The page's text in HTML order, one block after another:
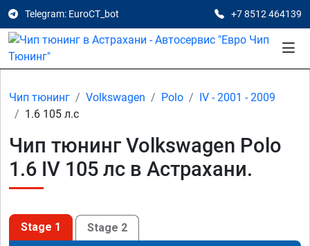
Telegram: EuroCT_bot +7 8512 464139
Чип тюнинг Volkswagen Polo
IV - 2001 - 2009
1.6 105 л.с
Чип тюнинг Volkswagen Polo
1.6 IV 105 лс в Астрахани.
Stage 1 Stage 2